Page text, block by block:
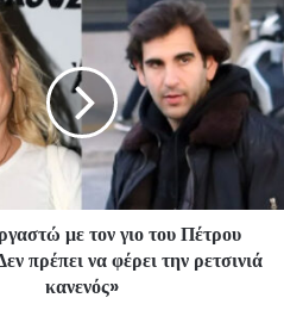
με τον γιο του Πέτρου
πρέπει να φέρει την ρετσινιά
κανενός»